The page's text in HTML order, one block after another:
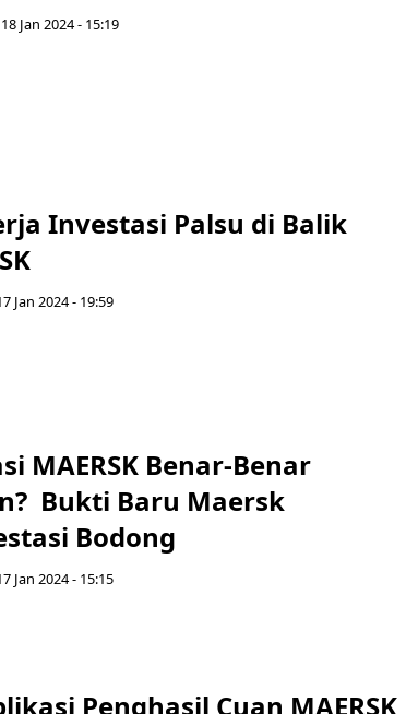
Jan 2024 - 15:19
Investasi Palsu di Balik
Jan 2024 - 19:59
MAERSK Benar-Benar
Bukti Baru Maersk
Bodong
Jan 2024 - 15:15
Penghasil Cuan MAERSK